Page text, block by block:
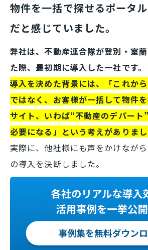
物件を一括で探せるポータ
だと感じていました。
弊社は、不動産連合隊が登別・室
た際、最初期に導入した一社です。
導入を決めた背景には、「これか
ではなく、お客様が一括して物件
サイト、いわば“不動産のデパート
必要になる」という考えがありまし
実際に、他社様にも声をかけなが
の導入を決断しました。